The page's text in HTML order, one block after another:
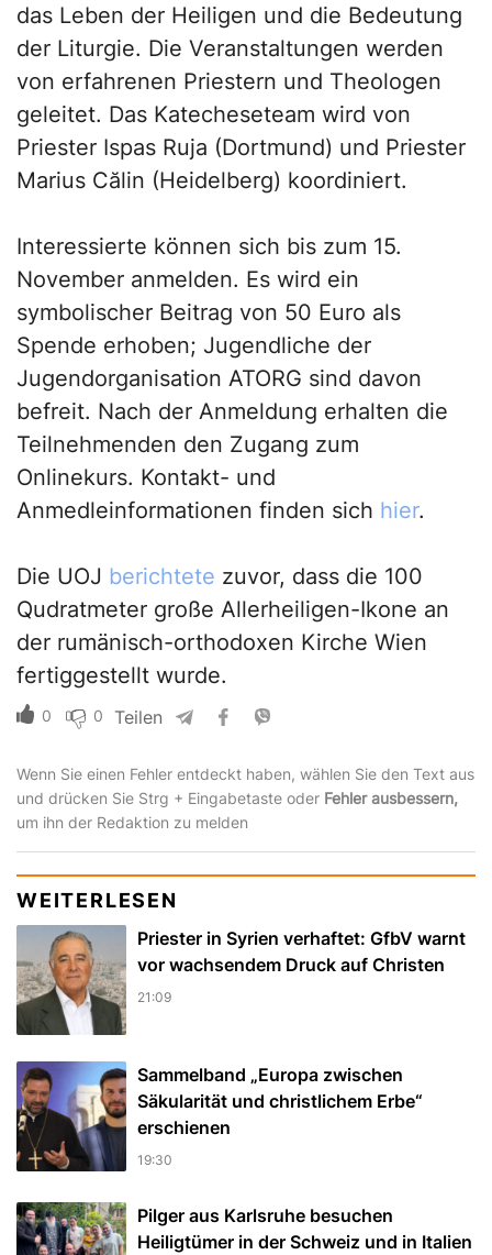
das Leben der Heiligen und die Bedeutung
der Liturgie. Die Veranstaltungen werden
von erfahrenen Priestern und Theologen
geleitet. Das Katecheseteam wird von
Priester Ispas Ruja (Dortmund) und Priester
Marius Călin (Heidelberg) koordiniert.
Interessierte können sich bis zum 15.
November anmelden. Es wird ein
symbolischer Beitrag von 50 Euro als
Spende erhoben; Jugendliche der
Jugendorganisation ATORG sind davon
befreit. Nach der Anmeldung erhalten die
Teilnehmenden den Zugang zum
Onlinekurs. Kontakt- und
Anmedleinformationen finden sich hier.
Die UOJ berichtete zuvor, dass die 100
Qudratmeter große Allerheiligen-Ikone an
der rumänisch-orthodoxen Kirche Wien
fertiggestellt wurde.
0 0 Teilen
Wenn Sie einen Fehler entdeckt haben, wählen Sie den Text aus
und drücken Sie Strg + Eingabetaste oder Fehler ausbessern,
um ihn der Redaktion zu melden
WEITERLESEN
Priester in Syrien verhaftet: GfbV warnt
vor wachsendem Druck auf Christen
21:09
Sammelband „Europa zwischen
Säkularität und christlichem Erbe“
erschienen
19:30
Pilger aus Karlsruhe besuchen
Heiligtümer in der Schweiz und in Italien